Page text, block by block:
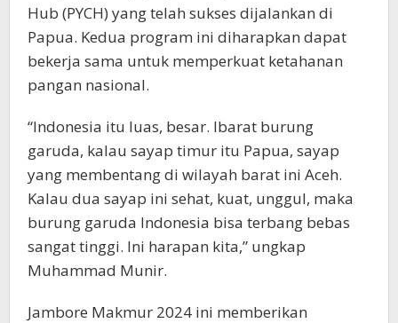
Hub (PYCH) yang telah sukses dijalankan di
Papua. Kedua program ini diharapkan dapat
bekerja sama untuk memperkuat ketahanan
pangan nasional.
“Indonesia itu luas, besar. Ibarat burung
garuda, kalau sayap timur itu Papua, sayap
yang membentang di wilayah barat ini Aceh.
Kalau dua sayap ini sehat, kuat, unggul, maka
burung garuda Indonesia bisa terbang bebas
sangat tinggi. Ini harapan kita,” ungkap
Muhammad Munir.
Jambore Makmur 2024 ini memberikan